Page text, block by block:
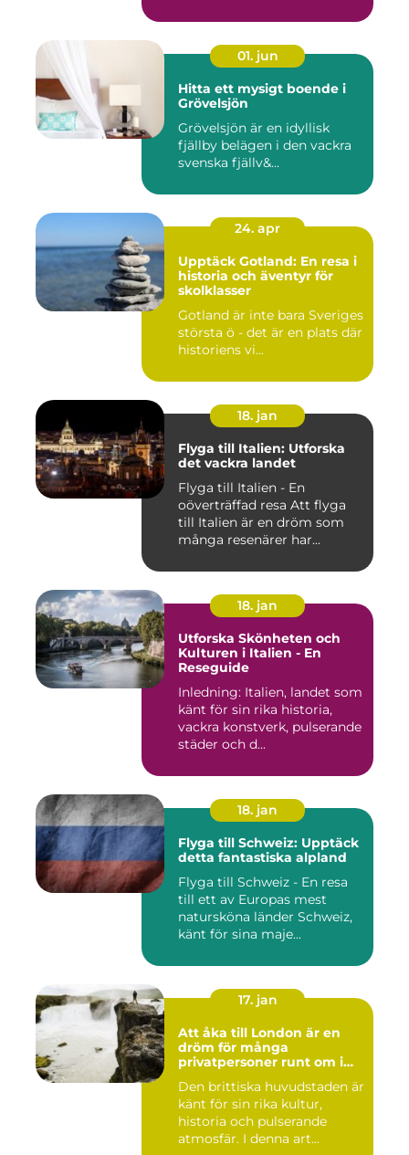
01. jun
Hitta ett mysigt boende i
Grövelsjön
Grövelsjön är en idyllisk
fjällby belägen i den vackra
svenska fjällv&...
24. apr
Upptäck Gotland: En resa i
historia och äventyr för
skolklasser
Gotland är inte bara Sveriges
största ö - det är en plats där
historiens vi...
18. jan
Flyga till Italien: Utforska
det vackra landet
Flyga till Italien - En
oöverträffad resa Att flyga
till Italien är en dröm som
många resenärer har...
18. jan
Utforska Skönheten och
Kulturen i Italien - En
Reseguide
Inledning: Italien, landet som
känt för sin rika historia,
vackra konstverk, pulserande
städer och d...
18. jan
Flyga till Schweiz: Upptäck
detta fantastiska alpland
Flyga till Schweiz - En resa
till ett av Europas mest
natursköna länder Schweiz,
känt för sina maje...
17. jan
Att åka till London är en
dröm för många
privatpersoner runt om i
Den brittiska huvudstaden är
känt för sin rika kultur,
historia och pulserande
atmosfär. I denna art...